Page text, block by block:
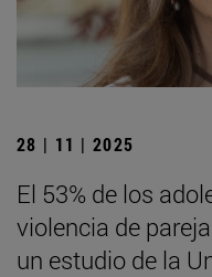
28 | 11 | 2025
El 53% de los
violencia de
un estudio de la